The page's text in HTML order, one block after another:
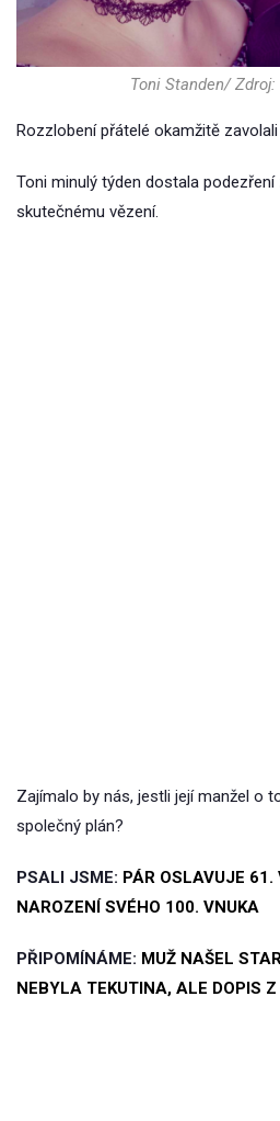
Toni Standen/ Zdroj:
Rozzlobení přátelé okamžitě zavolali
Toni minulý týden dostala
skutečnému vězení.
Zajímalo by nás, jestli její manžel o
společný plán?
PSALI JSME: PÁR OSLAVUJE 61.
NAROZENÍ SVÉHO 100. VNUKA
PŘIPOMÍNÁME: MUŽ NAŠEL
NEBYLA TEKUTINA, ALE DOPIS